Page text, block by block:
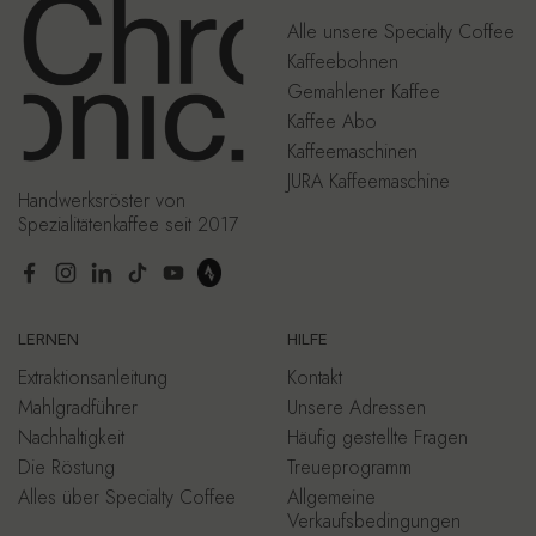
Handwerksröster von
Spezialitätenkaffee seit 2017
FacebookInstagram
LinkedIn
TikTokYouTube
Alle unsere Specialty Coffee
Kaffeebohnen
Gemahlener Kaffee
Kaffee Abo
Kaffeemaschinen
JURA Kaffeemaschine
LERNEN
Extraktionsanleitung
Mahlgradführer
Nachhaltigkeit
Die Röstung
Alles über Specialty Coffee
HILFE
Kontakt
Unsere Adressen
Häufig gestellte Fragen
Treueprogramm
Allgemeine
Verkaufsbedingungen